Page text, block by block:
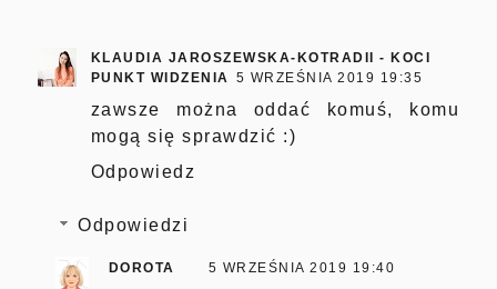
KLAUDIA JAROSZEWSKA-KOTRADII - KOCI
PUNKT WIDZENIA 5 WRZEŚNIA 2019 19:35
zawsze można oddać komuś, komu
mogą się sprawdzić :)
Odpowiedz
Odpowiedzi
DOROTA 5 WRZEŚNIA 2019 19:40